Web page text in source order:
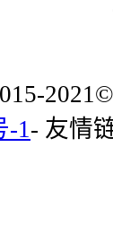
-1 - 友情